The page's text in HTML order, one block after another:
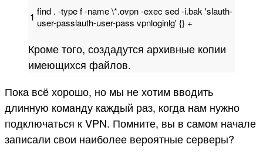
1 find . -typef-name\*.ovpn-exec sed-i.bak 'slauth-
user-passlauth-user-pass vpnloginlg'{} +
Кроме того, создадутся архивные копии
имеющихся файлов.
Пока всё хорошо, но мы не хотим вводить
длинную команду каждый раз, когда нам нужно
подключаться к VPN. Помните, вы в самом начале
записали свои наиболее вероятные серверы?